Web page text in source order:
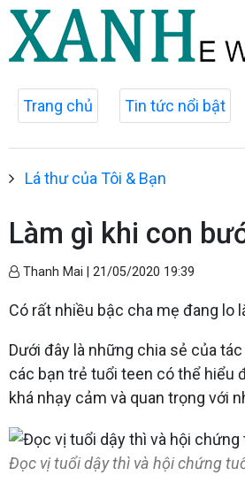
Trang chủ Tin tức nổi bật
Lá thư của Tôi & Bạn
Làm gì khi con
Thanh Mai | 21/05/2020 19:39
Có rất nhiều bậc cha mẹ đang lo
Dưới đây là những chia sẻ của
các bạn trẻ tuổi teen có thể hiểu
khá nhạy cảm và quan trọng với
Đọc vị tuổi dậy thì và hội chứng